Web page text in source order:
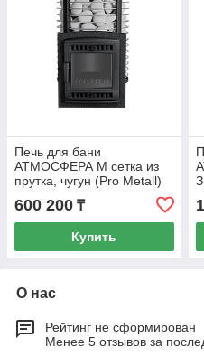
Печь для бани
АТМОСФЕРА М сетка из
прутка, чугун (Pro Metall)
600 200 ₸
Купить
О нас
Рейтинг не сформирован
Менее 5 отзывов за